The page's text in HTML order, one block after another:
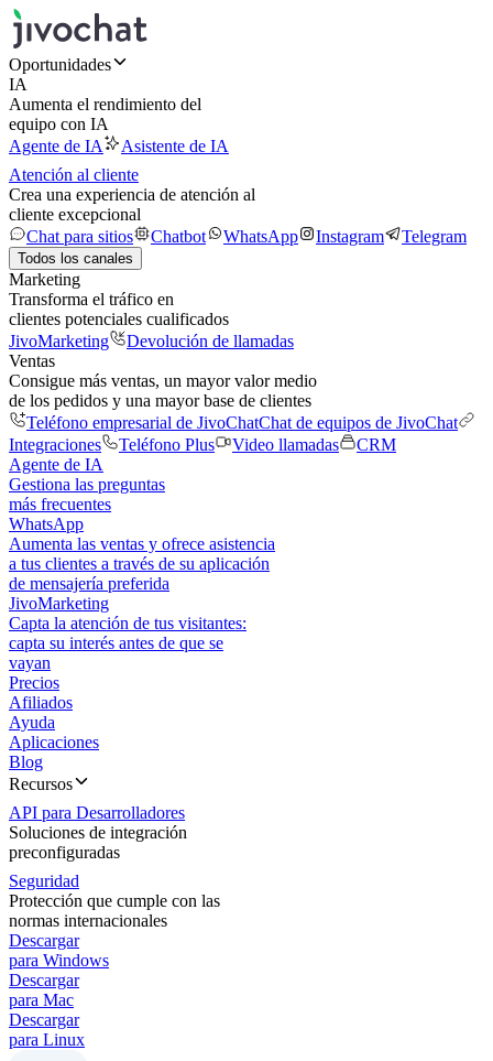
Oportunidades
IA
Aumenta el rendimiento del
equipo con IA
Agente de IA
Asistente de IA
Atención al cliente
Crea una experiencia de atención al
cliente excepcional
Chat para sitios
Chatbot WhatsApp Instagram Telegram
Todos los canales
Marketing
Transforma el tráfico en
clientes potenciales cualificados
JivoMarketing
Devolución de llamadas
Ventas
Consigue más ventas, un mayor valor medio
de los pedidos y una mayor base de clientes
Teléfono empresarial de JivoChatChat de equipos de JivoChat
Integraciones
Teléfono Plus Video llamadas
CRM
Agente de IA
Gestiona las preguntas
más frecuentes
WhatsApp
Aumenta las ventas y ofrece asistencia
a tus clientes a través de su aplicación
de mensajería preferida
JivoMarketing
Capta la atención de tus visitantes:
capta su interés antes de que se
vayan
Precios
Afiliados
Ayuda
Aplicaciones
Blog
Recursos
API para Desarrolladores
Soluciones de integración
preconfiguradas
Seguridad
Protección que cumple con las
normas internacionales
Descargar
para Windows
Descargar
para Mac
Descargar
para Linux